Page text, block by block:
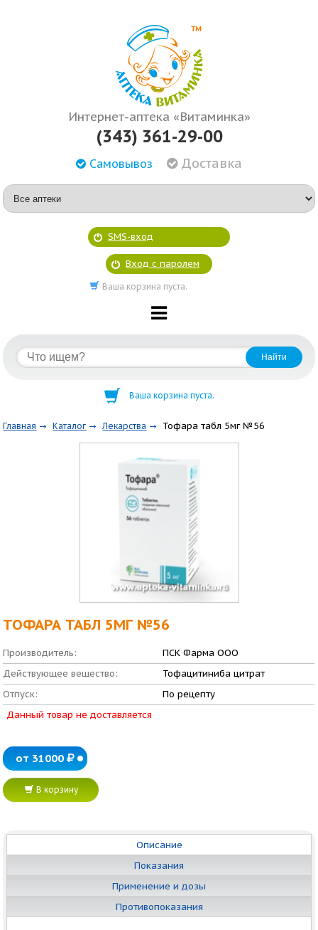
Интернет-аптека «Витаминка»
(343) 361-29-00
Самовывоз Доставка
SMS-вход
Вход с паролем
Ваша корзина пуста.
Ваша корзина пуста.
Главная Каталог Лекарства Тофара табл 5мг №56
ТОФАРА ТАБЛ 5МГ №56
Производитель:
ПСК Фарма ООО
Действующее вещество:
Тофацитиниба цитрат
Отпуск:
По рецепту
Данный товар не доставляется
от 31000
В корзину
Описание
Показания
Применение и дозы
Противопоказания